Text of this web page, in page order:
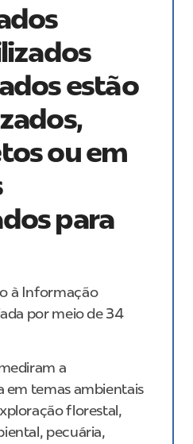
estão
ou em
para
à Informação
por meio de 34
a
em temas ambientais
florestal,
pecuária,